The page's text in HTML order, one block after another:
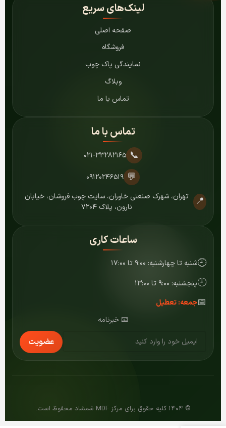
لینک‌های سریع
صفحه اصلی
فروشگاه
نمایندگی پاک چوب
وبلاگ
تماس با ما
تماس با ما
📞 ۰۲۱-۳۳۲۸۲۱۶۵
💬 ۰۹۱۲۰۲۴۶۵۱۹
📍
تهران، شهرک صنعتی خاوران، سایت چوب فروشان، خیابان
نارون، پلاک ۷۲۰۴
ساعات کاری
🕘شنبه تا چهارشنبه: ۹:۰۰ تا ۱۷:۰۰
🕘پنجشنبه: ۹:۰۰ تا ۱۳:۰۰
📅جمعه: تعطیل
📧 خبرنامه
عضویت
© ۱۴۰۴ کلیه حقوق برای مرکز MDF شمشاد محفوظ است.